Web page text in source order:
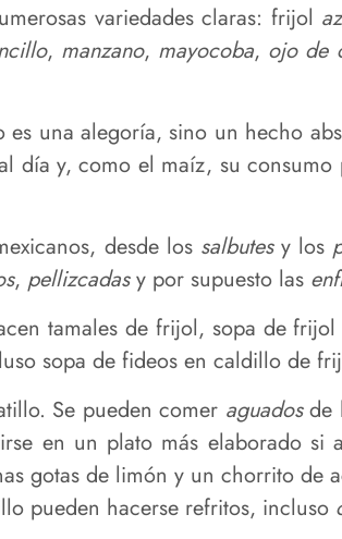
variedades claras: frijol
, manzano, mayocoba, ojo de
una alegoría, sino un hecho
día y, como el maíz, su
desde los salbutesy los
, pellizcadasy por supuesto las
tamales de frijol, sopa de
sopa de fideos en caldillo de
Se pueden comer aguadosde
en un plato más elaborado si
gotas de limón y un chorrito de
pueden hacerse refritos, incluso